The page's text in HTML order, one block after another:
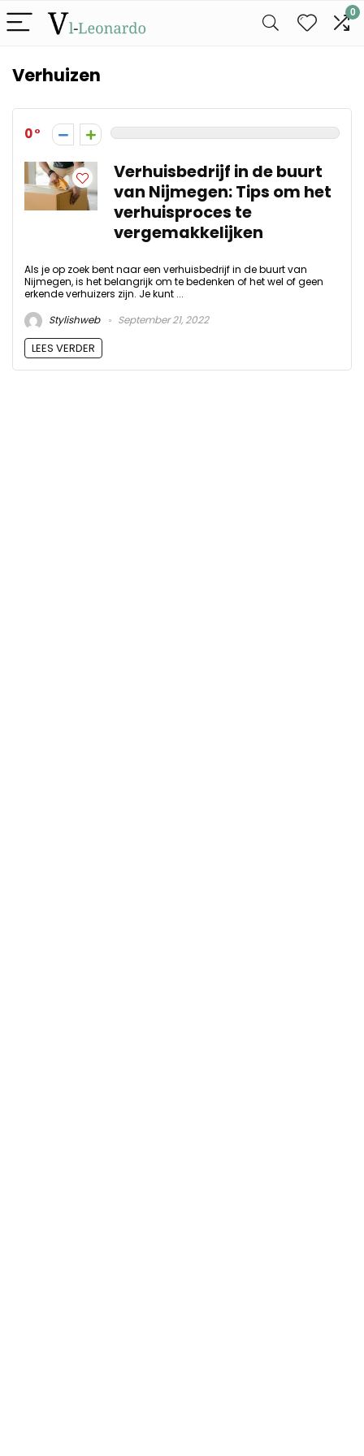
0
Verhuizen
0
Verhuisbedrijf in de buurt
van Nijmegen: Tips om het
verhuisproces te
vergemakkelijken
Als je op zoek bent naar een verhuisbedrijf in de buurt van
Nijmegen, is het belangrijk om te bedenken of het wel of geen
erkende verhuizers zijn. Je kunt ...
Stylishweb
September 21, 2022
LEES VERDER